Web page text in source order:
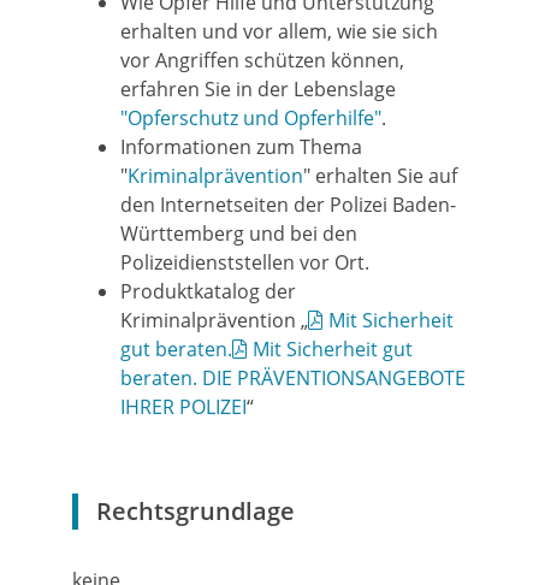
erhalten und vor allem, wie sie sich
vor Angriffen schützen können,
erfahren Sie in der Lebenslage
"Opferschutz und Opferhilfe".
Informationen zum Thema
"Kriminalprävention" erhalten Sie auf
den Internetseiten der Polizei Baden-
Württemberg und bei den
Polizeidienststellen vor Ort.
Produktkatalog der
Kriminalprävention „
Mit Sicherheit
gut beraten.
Mit Sicherheit gut
beraten. DIE PRÄVENTIONSANGEBOTE
IHRER POLIZEI“
Rechtsgrundlage